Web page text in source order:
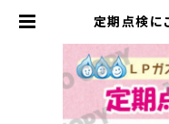
定期点検